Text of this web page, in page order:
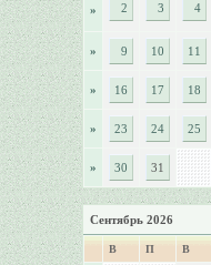
» 2 3 4
» 9 10 11
» 16 17 18
» 23 24 25
» 30 31
Сентябрь 2026
В П В